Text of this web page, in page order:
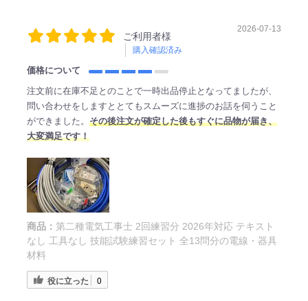
ご利用者様
購入確認済み
2026-07-13
価格について
注文前に在庫不足とのことで一時出品停止となってましたが、
問い合わせをしますととてもスムーズに進捗のお話を伺うこと
ができました。 その後注文が確定した後もすぐに品物が届き、
大変満足です！
商品： 第二種電気工事士 2回練習分 2026年対応 テキスト
なし 工具なし 技能試験練習セット 全13問分の電線・器具
材料
役に立った 0